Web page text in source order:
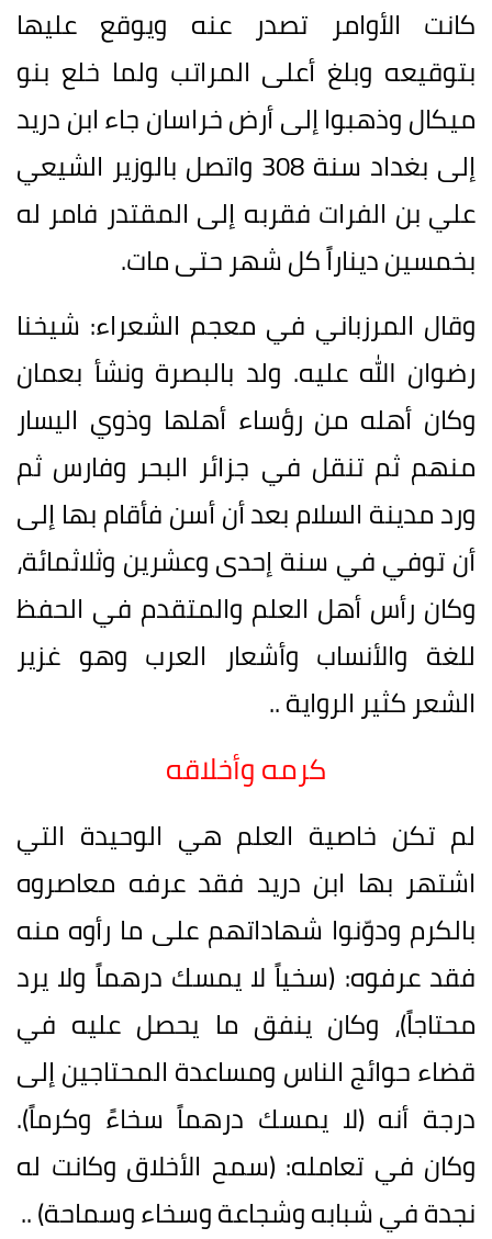
كانت الأوامر تصدر عنه ويوقع عليها
بتوقيعه وبلغ أعلى المراتب ولما خلع بنو
ميكال وذهبوا إلى أرض خراسان جاء ابن دريد
إلى بغداد سنة 308 واتصل بالوزير الشيعي
علي بن الفرات فقربه إلى المقتدر فامر له
بخمسين ديناراً كل شهر حتى مات.
وقال المرزباني في معجم الشعراء: شيخنا
رضوان الله عليه. ولد بالبصرة ونشأ بعمان
وكان أهله من رؤساء أهلها وذوي اليسار
منهم ثم تنقل في جزائر البحر وفارس ثم
ورد مدينة السلام بعد أن أسن فأقام بها إلى
أن توفي في سنة إحدى وعشرين وثلاثمائة،
وكان رأس أهل العلم والمتقدم في الحفظ
للغة والأنساب وأشعار العرب وهو غزير
الشعر كثير الرواية ..
كرمه وأخلاقه
لم تكن خاصية العلم هي الوحيدة التي
اشتهر بها ابن دريد فقد عرفه معاصروه
بالكرم ودوّنوا شهاداتهم على ما رأوه منه
فقد عرفوه: (سخياً لا يمسك درهماً ولا يرد
محتاجاً)، وكان ينفق ما يحصل عليه في
قضاء حوائج الناس ومساعدة المحتاجين إلى
درجة أنه (لا يمسك درهماً سخاءً وكرماً).
وكان في تعامله: (سمح الأخلاق وكانت له
نجدة في شبابه وشجاعة وسخاء وسماحة) ..